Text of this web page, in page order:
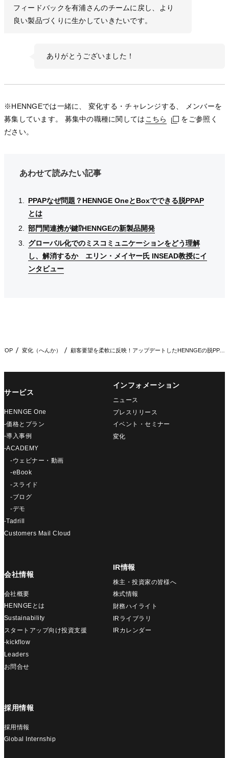
フィードバックを有浦さんのチームに戻し、より
良い製品づくりに生かしていきたいです。
ありがとうございました！
※HENNGEでは一緒に、 変化する・チャレンジする、 メンバーを
募集しています。 募集中の職種に関してはこちら
こちら
こちら
をご参照く
ださい。
あわせて読みたい記事
PPAPなぜ問題？HENNGE OneとBoxでできる脱PPAP
とは
PPAPなぜ問題？HENNGE OneとBoxでできる脱PPAP
とは
PPAPなぜ問題？HENNGE OneとBoxでできる脱PPAP
とは
部門間連携が鍵⁉︎HENNGEの新製品開発
部門間連携が鍵⁉︎HENNGEの新製品開発
部門間連携が鍵⁉︎HENNGEの新製品開発
グローバル化でのミスコミュニケーションをどう理解
し、解消するか エリン・メイヤー氏 INSEAD教授にイ
ンタビュー
グローバル化でのミスコミュニケーションをどう理解
し、解消するか エリン・メイヤー氏 INSEAD教授にイ
ンタビュー
グローバル化でのミスコミュニケーションをどう理解
し、解消するか エリン・メイヤー氏 INSEAD教授にイ
ンタビュー
TOP 変化（へんか） 顧客要望を柔軟に反映！アップデートしたHENNGEの脱PPA…
サービス
HENNGE One
-価格とプラン
-導入事例
-ACADEMY
-ウェビナー・動画
-eBook
-スライド
-ブログ
-デモ
-Tadrill
Customers Mail Cloud
インフォメーション
ニュース
プレスリリース
イベント・セミナー
変化
会社情報
会社概要
HENNGEとは
Sustainability
スタートアップ向け投資支援
-kickflow
Leaders
お問合せ
IR情報
株主・投資家の皆様へ
株式情報
財務ハイライト
IRライブラリ
IRカレンダー
採用情報
採用情報
Global Internship